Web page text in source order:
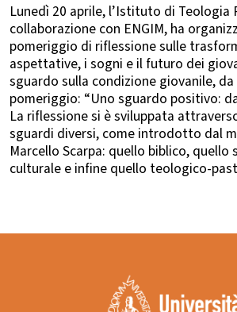
Lunedì 20 aprile, l’Istituto di Teologia
collaborazione con ENGIM, ha
pomeriggio di riflessione sulle
aspettative, i sogni e il futuro dei
sguardo sulla condizione giovanile,
pomeriggio: “Uno sguardo positivo:
La riflessione si è sviluppata
sguardi diversi, come introdotto dal
Marcello Scarpa: quello biblico,
culturale e infine quello teologico-